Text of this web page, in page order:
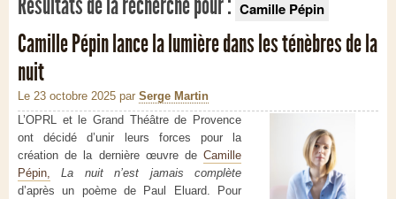
Résultats de la recherche pour : Camille Pépin
Camille Pépin lance la lumière dans les ténèbres de la
nuit
Le 23 octobre 2025 par Serge Martin
L’OPRL et le Grand Théâtre de Provence
ont décidé d’unir leurs forces pour la
création de la dernière œuvre de Camille
Pépin,
La nuit n’est jamais complète
d’après un poème de Paul Eluard. Pour